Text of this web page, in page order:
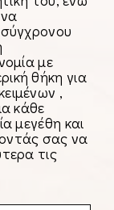
με
θήκη για
,
κάθε
μεγέθη και
σας να
τις